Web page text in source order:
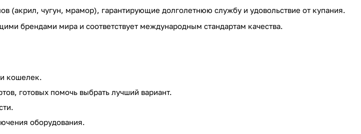
чугун, мрамор), гарантирующие долголетнюю службу и удовольствие от купания.
брендами мира и соответствует международным стандартам качества.
кошелек.
готовых помочь выбрать лучший вариант.
оборудования.